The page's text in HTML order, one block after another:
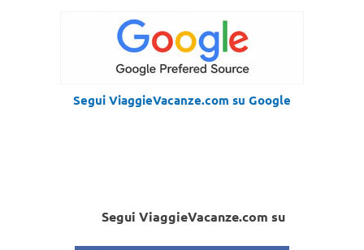
Segui ViaggieVacanze.com su Google
Segui ViaggieVacanze.com su